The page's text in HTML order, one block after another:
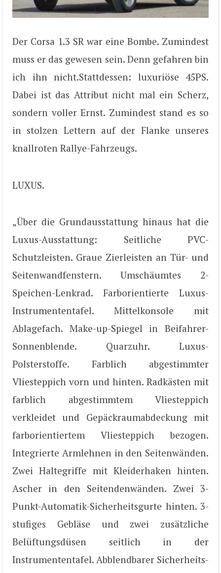
Der Corsa 1.3 SR war eine Bombe. Zumindest
muss er das gewesen sein. Denn gefahren bin
ich ihn nicht.Stattdessen: luxuriöse 45PS.
Dabei ist das Attribut nicht mal ein Scherz,
sondern voller Ernst. Zumindest stand es so
in stolzen Lettern auf der Flanke unseres
knallroten Rallye-Fahrzeugs.
LUXUS.
„Über die Grundausstattung hinaus hat die
Luxus-Ausstattung: Seitliche PVC-
Schutzleisten. Graue Zierleisten an Tür- und
Seitenwandfenstern. Umschäumtes 2-
Speichen-Lenkrad. Farborientierte Luxus-
Instrumententafel. Mittelkonsole mit
Ablagefach. Make-up-Spiegel in Beifahrer-
Sonnenblende. Quarzuhr. Luxus-
Polsterstoffe. Farblich abgestimmter
Vliesteppich vorn und hinten. Radkästen mit
farblich abgestimmtem Vliesteppich
verkleidet und Gepäckraumabdeckung mit
farborientiertem Vliesteppich bezogen.
Integrierte Armlehnen in den Seitenwänden.
Zwei Haltegriffe mit Kleiderhaken hinten.
Ascher in den Seitendenwänden. Zwei 3-
Punkt-Automatik-Sicherheitsgurte hinten. 3-
stufiges Gebläse und zwei zusätzliche
Belüftungsdüsen seitlich in der
Instrumententafel. Abblendbarer Sicherheits-